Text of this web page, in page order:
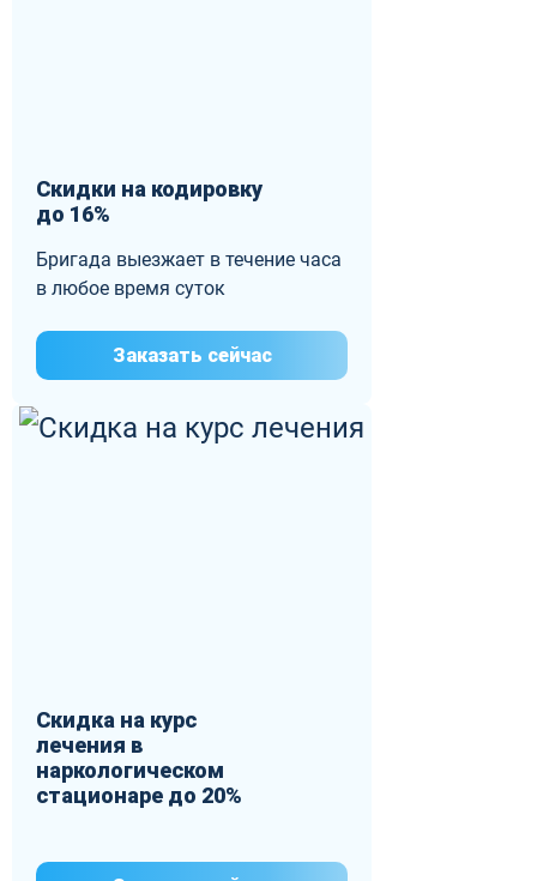
Скидки на кодировку
до 16%
Бригада выезжает в течение часа
в любое время суток
Заказать сейчас
Скидка на курс
лечения в
наркологическом
стационаре до 20%